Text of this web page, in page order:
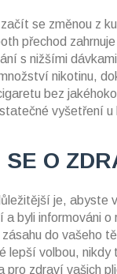
se změnou z
přechod
s nižšími
nikotinu,
bez
vyšetření u
O
je, abyste
a byli informováni o
do vašeho
lepší volbou, nikdy
pro zdraví vašich